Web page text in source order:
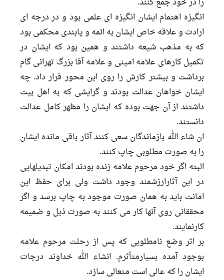
انگيزه اهتمام ايشان انگيزه اى علمى بود و در درجه اى
ارادت و علاقه خاص ايشان به ائمه و پابندى محكمى بود
كه به مذهب شيعه داشتند و همين بود كه ايشان در
تكميل كارهاى علامه امينى و علامه آقا بزرگ تهرانى گام
برداشت و بيشتر كارش را روى اين محور قرار داد. چه
ايشان خواهان عدالت بودند و گرايشى كه به اهل بيت
داشتند از آن جهت بوده كه ايشان را مظهر كامل عدالت
دانستند.
ان شاء الله بازماندگان سعى كنند آثار باقى مانده ايشان
را به صورت مطلوبى چاپ كنند.
البته اگر خود مرحوم علامه زنده بودند امكان تبديلهايى
در اين آثارارزشمند وجود داشت ولى براى حفظ اين
امانت بايد به همان صورت موجود به چاپ برسد و اگر
محققانى روى آنها كار مى كنند به صورت ذيل و ضميمه
كارنمايند.
بر اثر وضع نامطلوبى كه پس از رحلت مرحوم علامه
بوجود آمده بسيارمتأثرم. انشاء الله خداوند درجات
ايشان را كه عالى است متعالى سازد.